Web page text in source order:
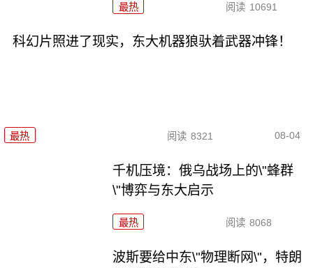
最热 阅读 10691
科幻片照进了现实，东大机器狼驮着武器冲锋！
最热 阅读 8321 08-04
千机压境：俄乌战场上的\"蜂群
\"博弈与东大启示
最热 阅读 8068
波斯要给中东\"物理断网\"，特朗